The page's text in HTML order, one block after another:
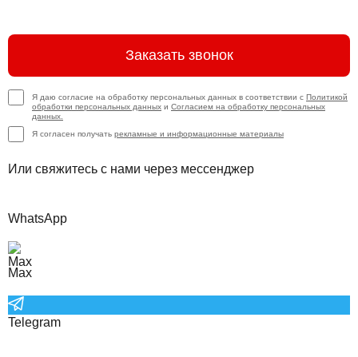
Заказать звонок
Я даю согласие на обработку персональных данных в соответствии с Политикой
обработки персональных данных и Согласием на обработку персональных
данных.
Я согласен получать рекламные и информационные материалы
Или свяжитесь с нами через мессенджер
WhatsApp
Max
Telegram